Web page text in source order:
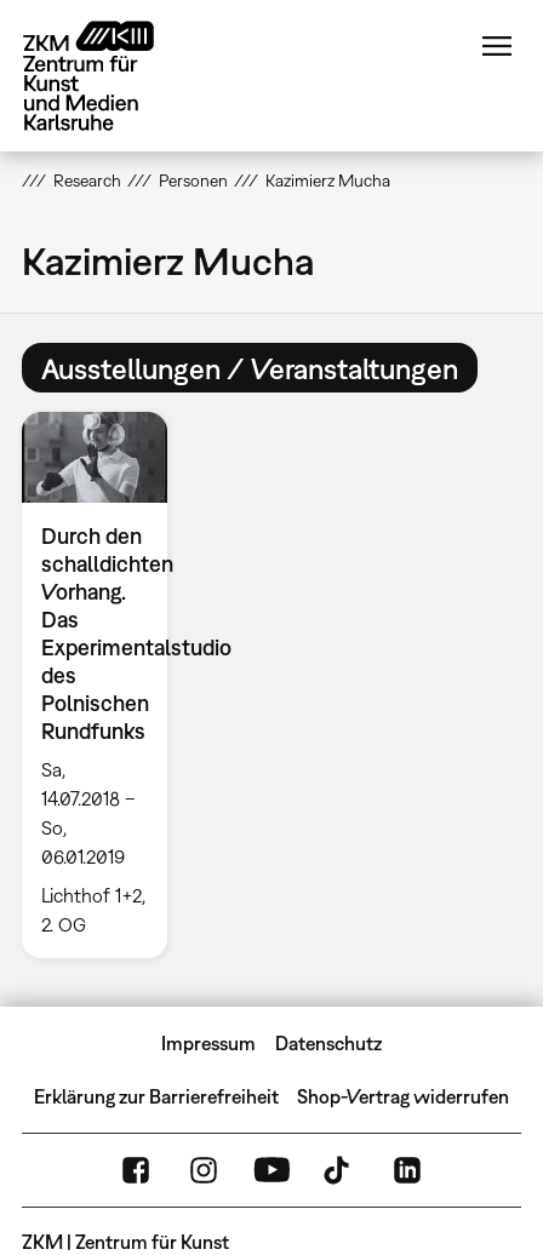
zum
Inhalt
Research Personen Kazimierz Mucha
Kazimierz Mucha
Ausstellungen / Veranstaltungen
Durch den
schalldichten
Vorhang.
Das
Experimentalstudio
des
Polnischen
Rundfunks
Sa,
14.07.2018 –
So,
06.01.2019
Lichthof 1+2,
2. OG
Impressum Datenschutz
Erklärung zur Barrierefreiheit Shop-Vertrag widerrufen
ZKM | Zentrum für Kunst